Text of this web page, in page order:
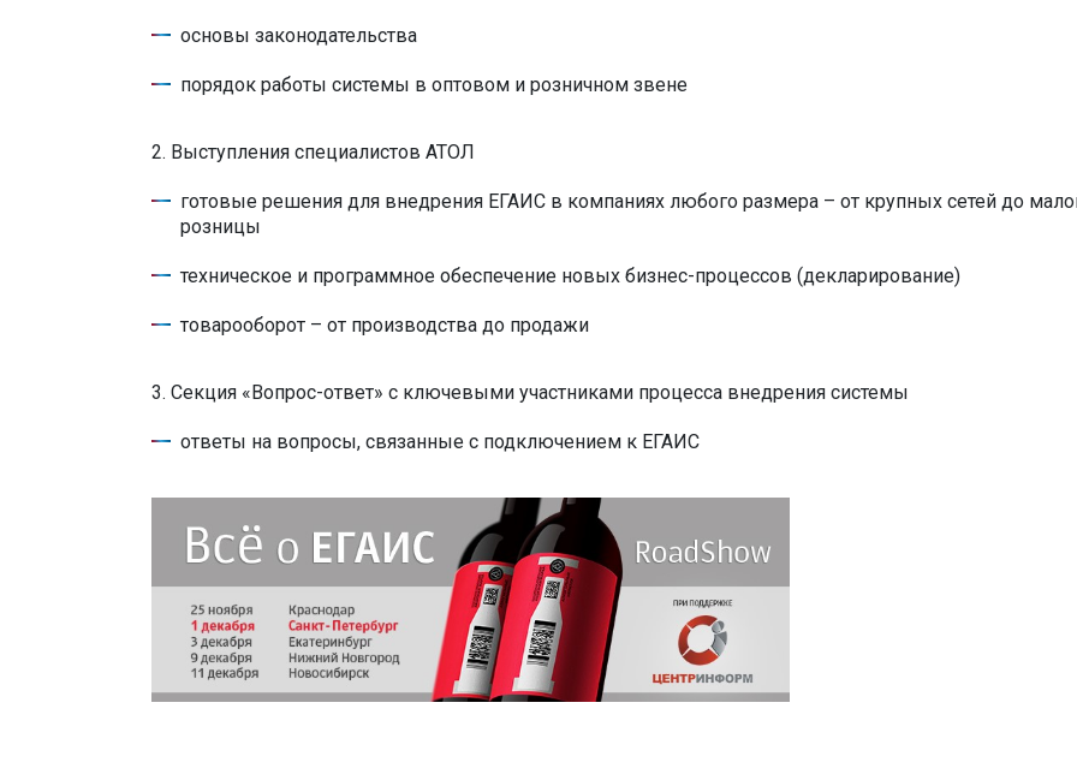
основы законодательства
порядок работы системы в оптовом и розничном звене
2. Выступления специалистов АТОЛ
готовые решения для внедрения ЕГАИС в компаниях любого размера – от крупных сетей до
розницы
техническое и программное обеспечение новых бизнес-процессов (декларирование)
товарооборот – от производства до продажи
3. Секция «Вопрос-ответ» с ключевыми участниками процесса внедрения системы
ответы на вопросы, связанные с подключением к ЕГАИС